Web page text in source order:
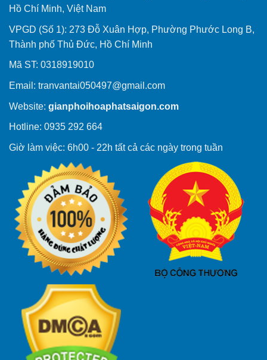
Hồ Chí Minh, Việt Nam
VPGD (Số 1): 273 Đỗ Xuân Hợp, Phường Phước Long B,
Thành phố Thủ Đức, Hồ Chí Minh
Mã ST: 0318919010
Email: tranvantai050497@gmail.com
Website: gianphoihoaphatsaigon.com
Hotline: 0935 292 664
Giờ làm việc: 6h00 - 22h tất cả các ngày trong tuần